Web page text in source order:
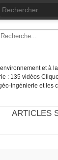
et à
: 135 vidéos
ingénierie et les
ARTICLES